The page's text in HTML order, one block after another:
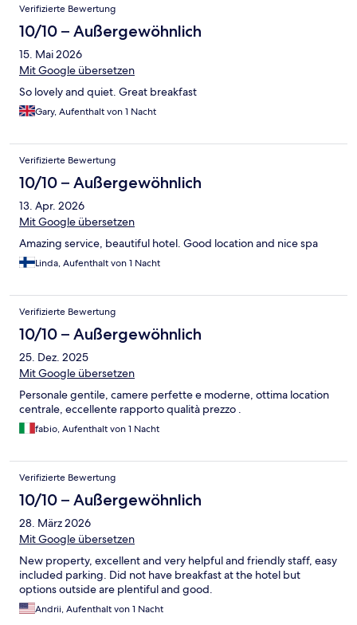
Verifizierte Bewertung
10/10 – Außergewöhnlich
15. Mai 2026
Mit Google übersetzen
So lovely and quiet. Great breakfast
Gary, Aufenthalt von 1 Nacht
Verifizierte Bewertung
10/10 – Außergewöhnlich
13. Apr. 2026
Mit Google übersetzen
Amazing service, beautiful hotel. Good location and nice spa
Linda, Aufenthalt von 1 Nacht
Verifizierte Bewertung
10/10 – Außergewöhnlich
25. Dez. 2025
Mit Google übersetzen
Personale gentile, camere perfette e moderne, ottima location
centrale, eccellente rapporto qualità prezzo .
fabio, Aufenthalt von 1 Nacht
Verifizierte Bewertung
10/10 – Außergewöhnlich
28. März 2026
Mit Google übersetzen
New property, excellent and very helpful and friendly staff, easy
included parking. Did not have breakfast at the hotel but
options outside are plentiful and good.
Andrii, Aufenthalt von 1 Nacht